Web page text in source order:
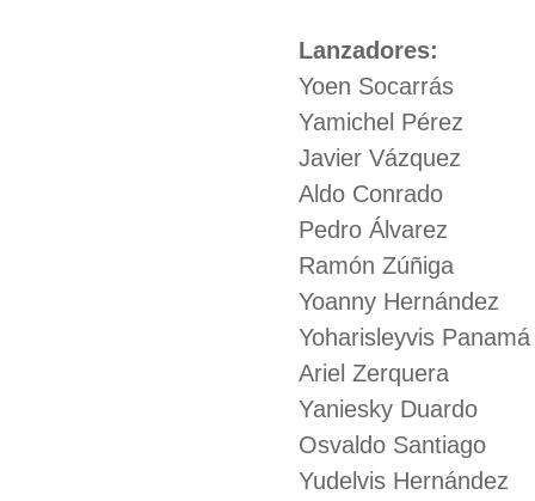
Lanzadores:
Yoen Socarrás
Yamichel Pérez
Javier Vázquez
Aldo Conrado
Pedro Álvarez
Ramón Zúñiga
Yoanny Hernández
Yoharisleyvis Panamá
Ariel Zerquera
Yaniesky Duardo
Osvaldo Santiago
Yudelvis Hernández